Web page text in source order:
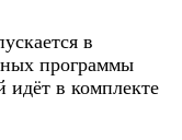
в
программы
идёт в комплекте